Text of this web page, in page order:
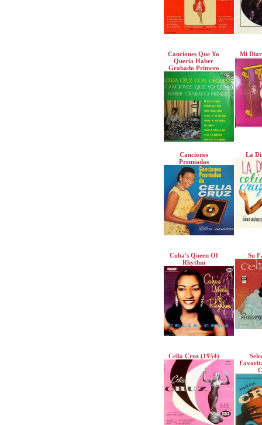
Canciones Que Yo
Queria Haber
Grabado Primero
Mi
Canciones
Premiadas
La
Cuba's Queen Of
Rhythm
Su
Celia Cruz (1954)